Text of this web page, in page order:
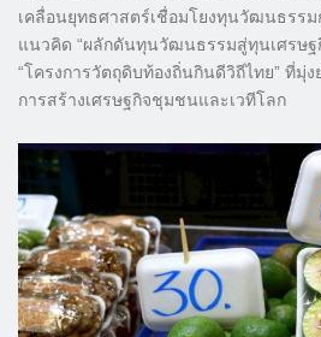
เคลื่อนยุทธศาสตร์เชื่อมโยงทุนวัฒนธรรม
แนวคิด “ผลักดันทุนวัฒนธรรมสู่ทุนเศรษฐ
“โครงการวัตถุดิบท้องถิ่นกินดีวิถีไทย” ที่
การสร้างเศรษฐกิจชุมชนและเวทีโลก